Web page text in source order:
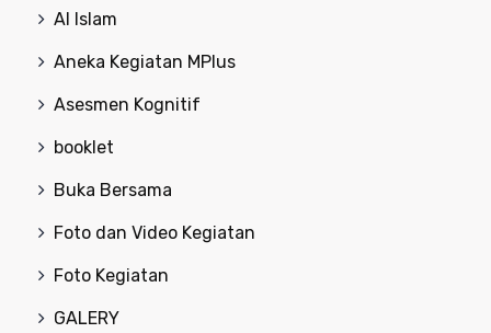
Al Islam
Aneka Kegiatan MPlus
Asesmen Kognitif
booklet
Buka Bersama
Foto dan Video Kegiatan
Foto Kegiatan
GALERY